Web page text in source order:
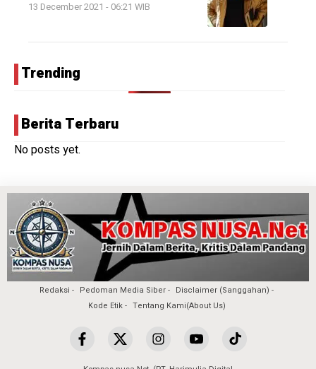
13 December 2021 - 06:21 WIB
Trending
Berita Terbaru
No posts yet.
Redaksi Pedoman Media Siber
Disclaimer (Sanggahan)
Kode Etik
Tentang Kami(About Us)